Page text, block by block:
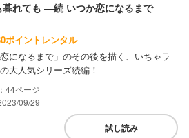
暮れても ―続 いつか恋になるまで
ポイントレンタル
恋になるまで」のその後を描く、いちゃラ
大人気シリーズ続編！
44
09/29
試し読み